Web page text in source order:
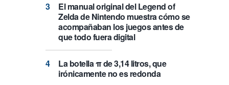
El manual original del Legend of
Zelda de Nintendo muestra cómo se
acompañaban los juegos antes de
que todo fuera digital
La botella π de 3,14 litros, que
irónicamente no es redonda